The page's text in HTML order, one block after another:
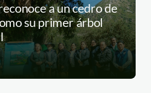
a un cedro de
su primer árbol